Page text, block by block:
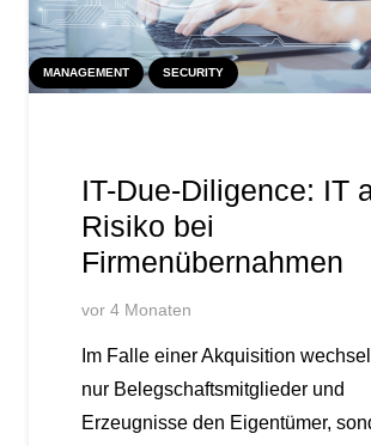
MANAGEMENT SECURITY
IT-Due-Diligence: IT
Risiko bei
Firmenübernahmen
vor 4 Monaten
Im Falle einer Akquisition
nur Belegschaftsmitglieder und
Erzeugnisse den Eigentümer,